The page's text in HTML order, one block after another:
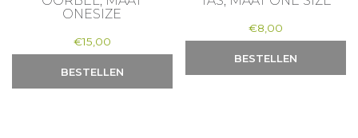
ONESIZE
€15,00
BESTELLEN
€8,00
BESTELLEN